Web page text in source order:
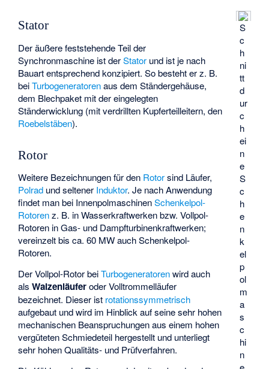
S
c
h
ni
tt
d
ur
c
h
ei
n
e
S
c
h
e
n
k
el
p
ol
m
a
s
c
hi
n
Stator
Der äußere feststehende Teil der
Synchronmaschine ist derStator und ist je nach
Bauart entsprechend konzipiert. So besteht er z. B.
beiTurbogeneratorenaus dem Ständergehäuse,
dem Blechpaket mit der eingelegten
Ständerwicklung (mit verdrillten Kupferteilleitern, den
Roebelstäben).
Rotor
Weitere Bezeichnungen für den Rotorsind Läufer,
Polrad und seltener Induktor. Je nach Anwendung
findet man bei InnenpolmaschinenSchenkelpol-
Rotorenz. B. in Wasserkraftwerken bzw. Vollpol-
Rotoren in Gas- und Dampfturbinenkraftwerken;
vereinzelt bis ca. 60 MW auch Schenkelpol-
Rotoren.
Der Vollpol-Rotor beiTurbogeneratorenwird auch
alsWalzenläuferoder Volltrommelläufer
bezeichnet. Dieser ist rotationssymmetrisch
aufgebaut und wird im Hinblick auf seine sehr hohen
mechanischen Beanspruchungen aus einem hohen
vergüteten Schmiedeteil hergestellt und unterliegt
sehr hohen Qualitäts- und Prüfverfahren.